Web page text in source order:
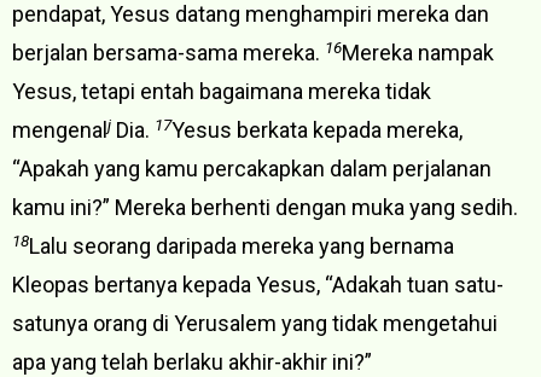
pendapat, Yesus datang menghampiri mereka dan
berjalan bersama-sama mereka. 16Mereka nampak
Yesus, tetapi entah bagaimana mereka tidak
mengenalj Dia. 17Yesus berkata kepada mereka,
“Apakah yang kamu percakapkan dalam perjalanan
kamu ini?” Mereka berhenti dengan muka yang sedih.
18Lalu seorang daripada mereka yang bernama
Kleopas bertanya kepada Yesus, “Adakah tuan satu-
satunya orang di Yerusalem yang tidak mengetahui
apa yang telah berlaku akhir-akhir ini?”